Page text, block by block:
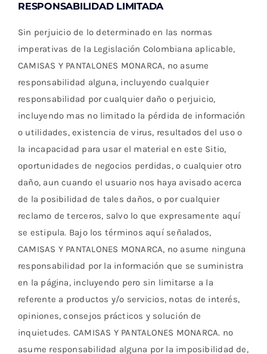
RESPONSABILIDAD LIMITADA
Sin perjuicio de lo determinado en las normas
imperativas de la Legislación Colombiana aplicable,
CAMISAS Y PANTALONES MONARCA, no asume
responsabilidad alguna, incluyendo cualquier
responsabilidad por cualquier daño o perjuicio,
incluyendo mas no limitado la pérdida de información
o utilidades, existencia de virus, resultados del uso o
la incapacidad para usar el material en este Sitio,
oportunidades de negocios perdidas, o cualquier otro
daño, aun cuando el usuario nos haya avisado acerca
de la posibilidad de tales daños, o por cualquier
reclamo de terceros, salvo lo que expresamente aquí
se estipula. Bajo los términos aquí señalados,
CAMISAS Y PANTALONES MONARCA, no asume ninguna
responsabilidad por la información que se suministra
en la página, incluyendo pero sin limitarse a la
referente a productos y/o servicios, notas de interés,
opiniones, consejos prácticos y solución de
inquietudes. CAMISAS Y PANTALONES MONARCA. no
asume responsabilidad alguna por la imposibilidad de,